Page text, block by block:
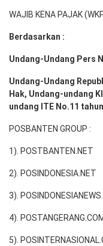
WAJIB KENA PAJAK
Berdasarkan :
Undang-Undang Pers
Undang-Undang
Hak, Undang-undang
undang ITE No.11
POSBANTEN GROUP :
1). POSTBANTEN.NET
2). POSINDONESIA.NET
3).
4).
5).